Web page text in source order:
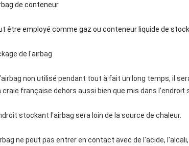
de conteneur
être employé comme gaz ou conteneur liquide de
de l'airbag
non utilisé pendant tout à fait un long temps, il
craie française dehors aussi bien que mis dans l'endroit
stockant l'airbag sera loin de la source de chaleur.
ne peut pas entrer en contact avec de l'acide,